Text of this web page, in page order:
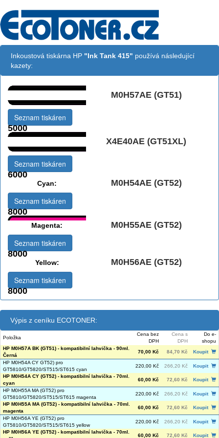
Inkoustová tiskárna HP "Ink Tank 415" používá následující
kazety:
M0H57AE (GT51)
5000
Seznam tiskáren
X4E40AE (GT51XL)
6000
Seznam tiskáren
Cyan: M0H54AE (GT52)
8000
Seznam tiskáren
Magenta: M0H55AE (GT52)
8000
Seznam tiskáren
Yellow: M0H56AE (GT52)
8000
Seznam tiskáren
Výpis z ceníku ECOTONER:
Položka
Cena bez
DPH
Cena s
DPH
Do e-
shopu
HP M0H57A BK (GT51) - kompatibilní lahvička - 90ml.
Černá
70,00 Kč 84,70 Kč
Koupit
HP M0H54A CY GT52) pro
GT5810/GT5820/ST515/ST615 cyan
220,00 Kč 266,20 Kč
Koupit
HP M0H54A CY (GT52) - kompatibilní lahvička - 70ml.
cyan
60,00 Kč 72,60 Kč
Koupit
HP M0H55A MA (GT52) pro
GT5810/GT5820/ST515/ST615 magenta
220,00 Kč 266,20 Kč
Koupit
HP M0H55A MA (GT52) - kompatibilní lahvička - 70ml.
magenta
60,00 Kč 72,60 Kč
Koupit
HP M0H56A YE (GT52) pro
GT5810/GT5820/ST515/ST615 yellow
220,00 Kč 266,20 Kč
Koupit
HP M0H56A YE (GT52) - kompatibilní lahvička - 70ml.
60,00 Kč 72,60 Kč Koupit